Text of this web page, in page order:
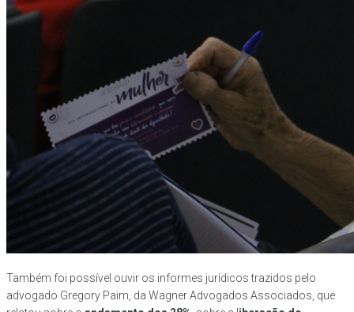
Também foi possível ouvir os informes jurídicos trazidos pelo
advogado Gregory Paim, da Wagner Advogados Associados, que